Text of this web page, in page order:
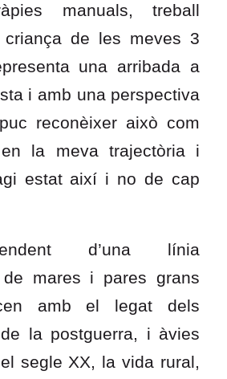
manuals, treball
de les meves 3
una arribada a
i amb una perspectiva
reconèixer això com
la meva trajectòria i
estat així i no de cap
d’una línia
de mares i pares grans
amb el legat dels
la postguerra, i àvies
segle XX, la vida rural,